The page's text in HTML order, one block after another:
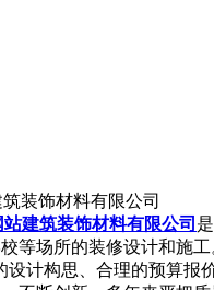
装饰材料有限公司
建筑装饰材料有限公司
等场所的装修设计和施工
设计构思、合理的预算